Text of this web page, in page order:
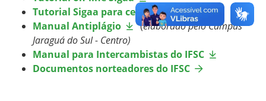
Bibliotecas
Intercâmbio Estudantil
Representação Estudantil
Tutorial Sigaa para celular
Manual Antiplágio
(elaborado pelo Câmpus
Jaraguá do Sul - Centro)
Manual para Intercambistas do IFSC
Documentos norteadores do IFSC